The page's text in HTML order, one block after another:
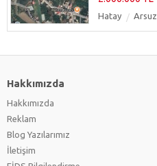
Hatay Arsuz
Hakkımızda
Hakkımızda
Reklam
Blog Yazılarımız
İletişim